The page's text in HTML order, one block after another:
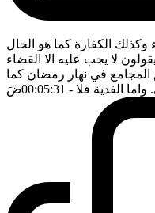
الكفارة كما هو الحال
لا يجب عليه الا القضاء
في نهار رمضان كما
الفدية فلا - 00:05:31 ضَ